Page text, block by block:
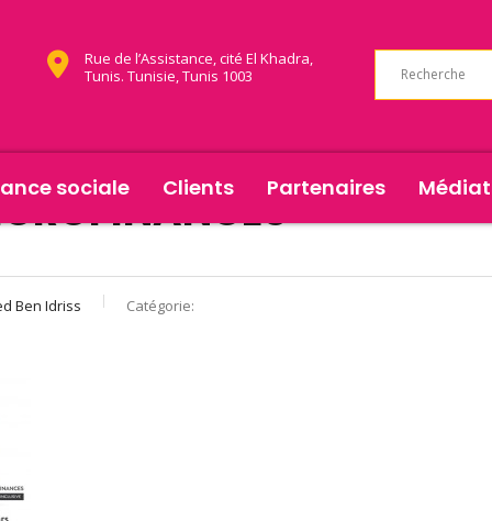
Rue de l’Assistance, cité El Khadra,
Tunis. Tunisie, Tunis 1003
sociale Clients Partenaires
Ben Idriss Catégorie: